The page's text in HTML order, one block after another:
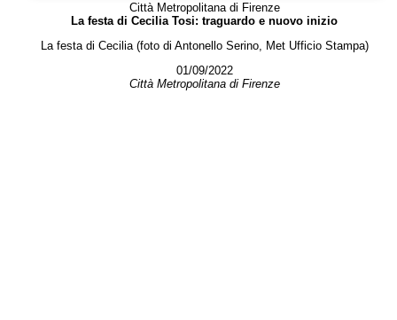
Città Metropolitana di Firenze
La festa di Cecilia Tosi: traguardo e nuovo inizio
La festa di Cecilia (foto di Antonello Serino, Met Ufficio Stampa)
01/09/2022
Città Metropolitana di Firenze